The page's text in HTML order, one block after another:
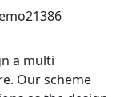
a multi
Our scheme